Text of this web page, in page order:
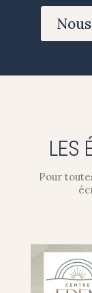
LES
Pour